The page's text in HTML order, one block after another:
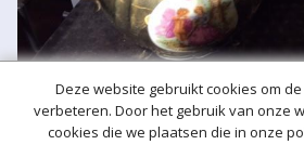
Deze website gebruikt cookies om
verbeteren. Door het gebruik van onze
cookies die we plaatsen die in onze